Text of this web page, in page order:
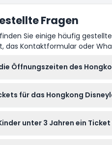
Fragen
Sie einige häufig
das Kontaktformular oder
Öffnungszeiten des
können an Feiertagen
für das Hongkong
unter 3 Jahren ein